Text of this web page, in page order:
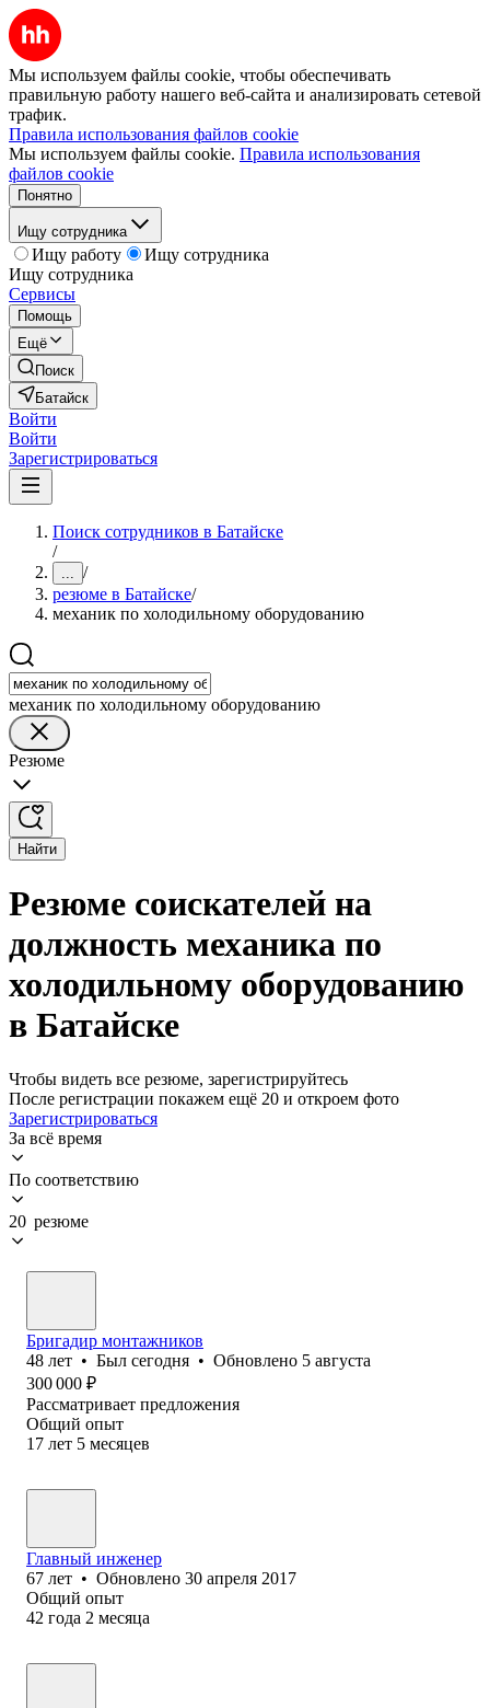
Мы используем файлы cookie, чтобы обеспечивать
правильную работу нашего веб-сайта и анализировать сетевой
трафик.
Правила использования файлов cookie
Мы используем файлы cookie. Правила использования
файлов cookie
Понятно
Ищу сотрудника
Ищу работу
Ищу сотрудника
Ищу сотрудника
Сервисы
Помощь
Ещё
Поиск
Батайск
Войти
Войти
Зарегистрироваться
Поиск сотрудников в Батайске
/
... /
резюме в Батайске/
механик по холодильному оборудованию
механик по холодильному оборудованию
Резюме
Найти
Резюме соискателей на
должность механика по
холодильному оборудованию
в Батайске
Чтобы видеть все резюме, зарегистрируйтесь
После регистрации покажем ещё 20 и откроем фото
Зарегистрироваться
За всё время
По соответствию
20 резюме
Бригадир монтажников
48 лет • Был сегодня • Обновлено 5 августа
300 000 ₽
Рассматривает предложения
Общий опыт
17 лет 5 месяцев
Главный инженер
67 лет • Обновлено 30 апреля 2017
Общий опыт
42 года 2 месяца